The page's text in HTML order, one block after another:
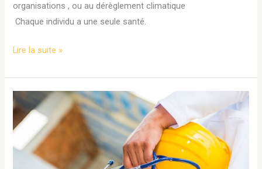
organisations , ou au dérèglement climatique
Chaque individu a une seule santé.
Lire la suite »
Inaptitude
l’employeur
est
exonéré